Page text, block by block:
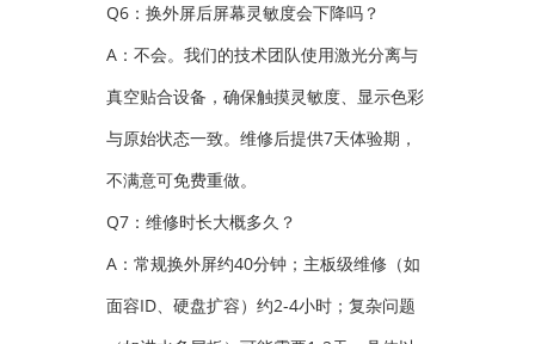
Q6：换外屏后屏幕灵敏度会下降吗？
A：不会。我们的技术团队使用激光分离与
真空贴合设备，确保触摸灵敏度、显示色彩
与原始状态一致。维修后提供7天体验期，
不满意可免费重做。
Q7：维修时长大概多久？
A：常规换外屏约40分钟；主板级维修（如
面容ID、硬盘扩容）约2-4小时；复杂问题